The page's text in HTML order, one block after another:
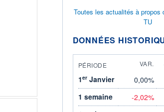
Toutes les actualités à propos
TU
DONNÉES
PÉRIODE VAR.
1erJanvier 0,00%
1 semaine
-2,02%